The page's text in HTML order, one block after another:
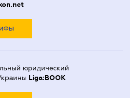
юридический
Liga:BOOK